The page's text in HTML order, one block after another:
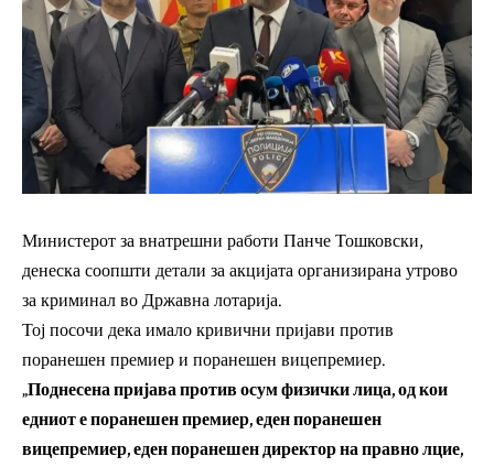
Министерот за внатрешни работи Панче Тошковски,
денеска соопшти детали за акцијата организирана утрово
за криминал во Државна лотарија.
Тој посочи дека имало кривични пријави против
поранешен премиер и поранешен вицепремиер.
„Поднесена пријава против осум физички лица, од кои
едниот е поранешен премиер, еден поранешен
вицепремиер, еден поранешен директор на правно лцие,